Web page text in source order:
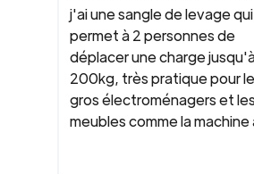
j'ai une sangle de levage qui
permet à 2 personnes de
déplacer une charge
200kg, très pratique pour
gros électroménagers et
meubles comme la machine